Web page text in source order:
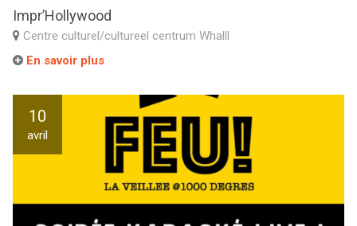
Impr’Hollywood
Centre culturel/cultureel centrum Whalll
En savoir plus
10
avril